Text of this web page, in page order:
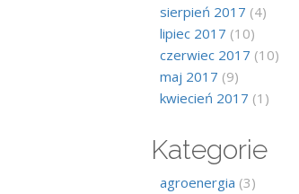
sierpień 2017 (4)
lipiec 2017 (10)
czerwiec 2017 (10)
maj 2017 (9)
kwiecień 2017 (1)
Kategorie
agroenergia (3)